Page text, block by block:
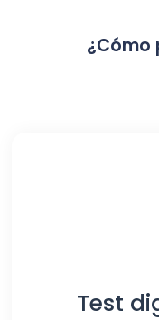
¿Cómo
Test